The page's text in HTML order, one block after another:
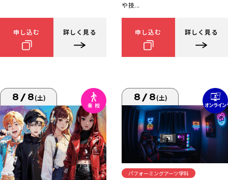
申し込む 詳しく見る
や技...
申し込む 詳しく見る
8/8(土) 8/8(土)
パフォーミングアーツ学科